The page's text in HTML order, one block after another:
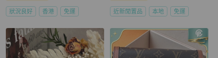
狀況良好 香港 免運 近新閒置品 本地 免運